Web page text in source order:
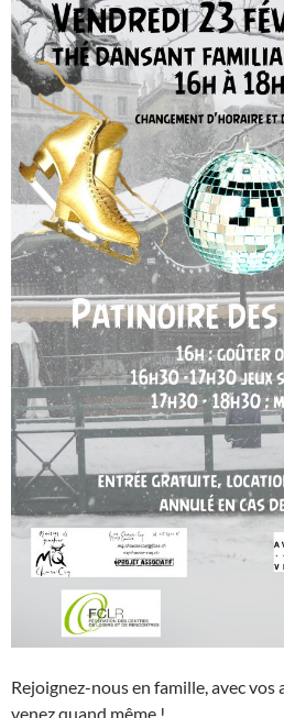
Rejoignez-nous en famille, avec vos
venez quand même !